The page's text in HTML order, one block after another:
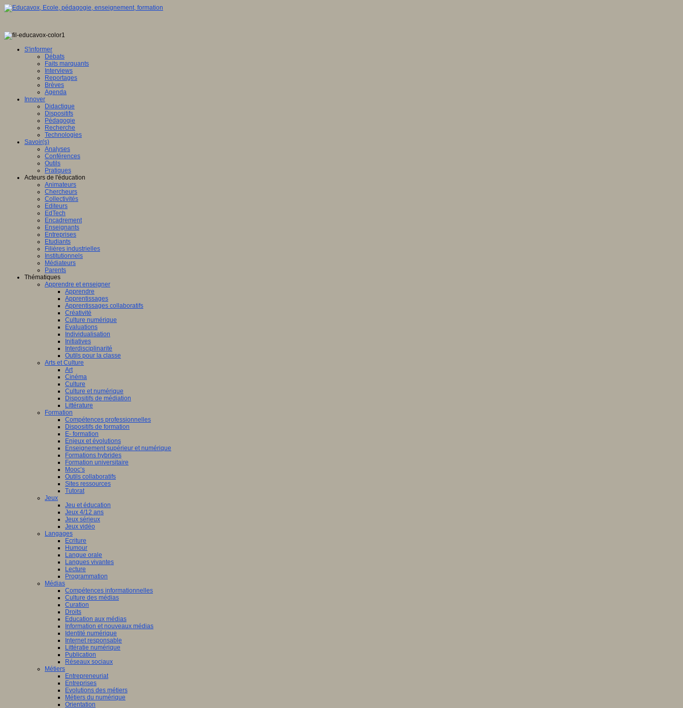
S'informer
Débats
Faits marquants
Interviews
Reportages
Brèves
Agenda
Innover
Didactique
Dispositifs
Pédagogie
Recherche
Technologies
Savoir(s)
Analyses
Conférences
Outils
Pratiques
Acteurs de l'éducation
Animateurs
Chercheurs
Collectivités
Editeurs
EdTech
Encadrement
Enseignants
Entreprises
Etudiants
Filières industrielles
Institutionnels
Médiateurs
Parents
Thématiques
Apprendre et enseigner
Apprendre
Apprentissages
Apprentissages collaboratifs
Créativité
Culture numérique
Evaluations
Individualisation
Initiatives
Interdisciplinarité
Outils pour la classe
Arts et Culture
Art
Cinéma
Culture
Culture et numérique
Dispositifs de médiation
Littérature
Formation
Compétences professionnelles
Dispositifs de formation
E- formation
Enjeux et évolutions
Enseignement supérieur et numérique
Formations hybrides
Formation universitaire
Mooc’s
Outils collaboratifs
Sites ressources
Tutorat
Jeux
Jeu et éducation
Jeux 4/12 ans
Jeux sérieux
Jeux vidéo
Langages
Ecriture
Humour
Langue orale
Langues vivantes
Lecture
Programmation
Médias
Compétences informationnelles
Culture des médias
Curation
Droits
Education aux médias
Information et nouveaux médias
Identité numérique
Internet responsable
Littératie numérique
Publication
Réseaux sociaux
Métiers
Entrepreneuriat
Entreprises
Evolutions des métiers
Métiers du numérique
Orientation